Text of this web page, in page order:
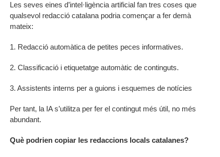
Les seves eines d’intel·ligència artificial fan tres coses que
qualsevol redacció catalana podria començar a fer demà
mateix:
1. Redacció automàtica de petites peces informatives.
2. Classificació i etiquetatge automàtic de continguts.
3. Assistents interns per a guions i esquemes de notícies
Per tant, la IA s’utilitza per fer el contingut més útil, no més
abundant.
Què podrien copiar les redaccions locals catalanes?